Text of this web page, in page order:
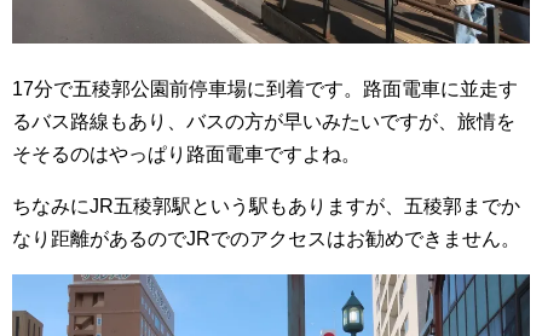
17分で五稜郭公園前停車場に到着です。路面電車に並走す
るバス路線もあり、バスの方が早いみたいですが、旅情を
そそるのはやっぱり路面電車ですよね。
ちなみにJR五稜郭駅という駅もありますが、五稜郭までか
なり距離があるのでJRでのアクセスはお勧めできません。